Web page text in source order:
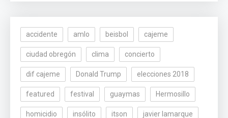
accidente amlo beisbol cajeme
ciudad obregón clima concierto
dif cajeme Donald Trump elecciones 2018
featured festival guaymas Hermosillo
homicidio insólito itson javier lamarque